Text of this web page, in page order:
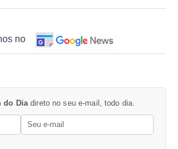
no
do Diadireto no seu e-mail, todo dia.